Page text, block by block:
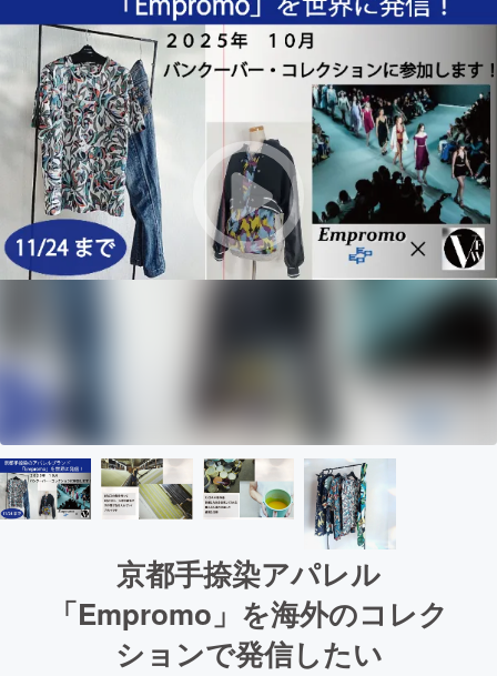
京都手捺染アパレル
「Empromo」を海外のコレク
ションで発信したい